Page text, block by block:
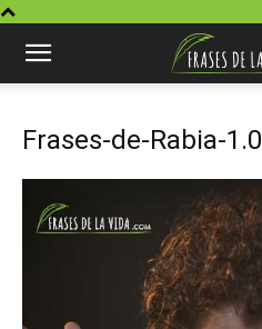
Frases-de-Rabia-1.0